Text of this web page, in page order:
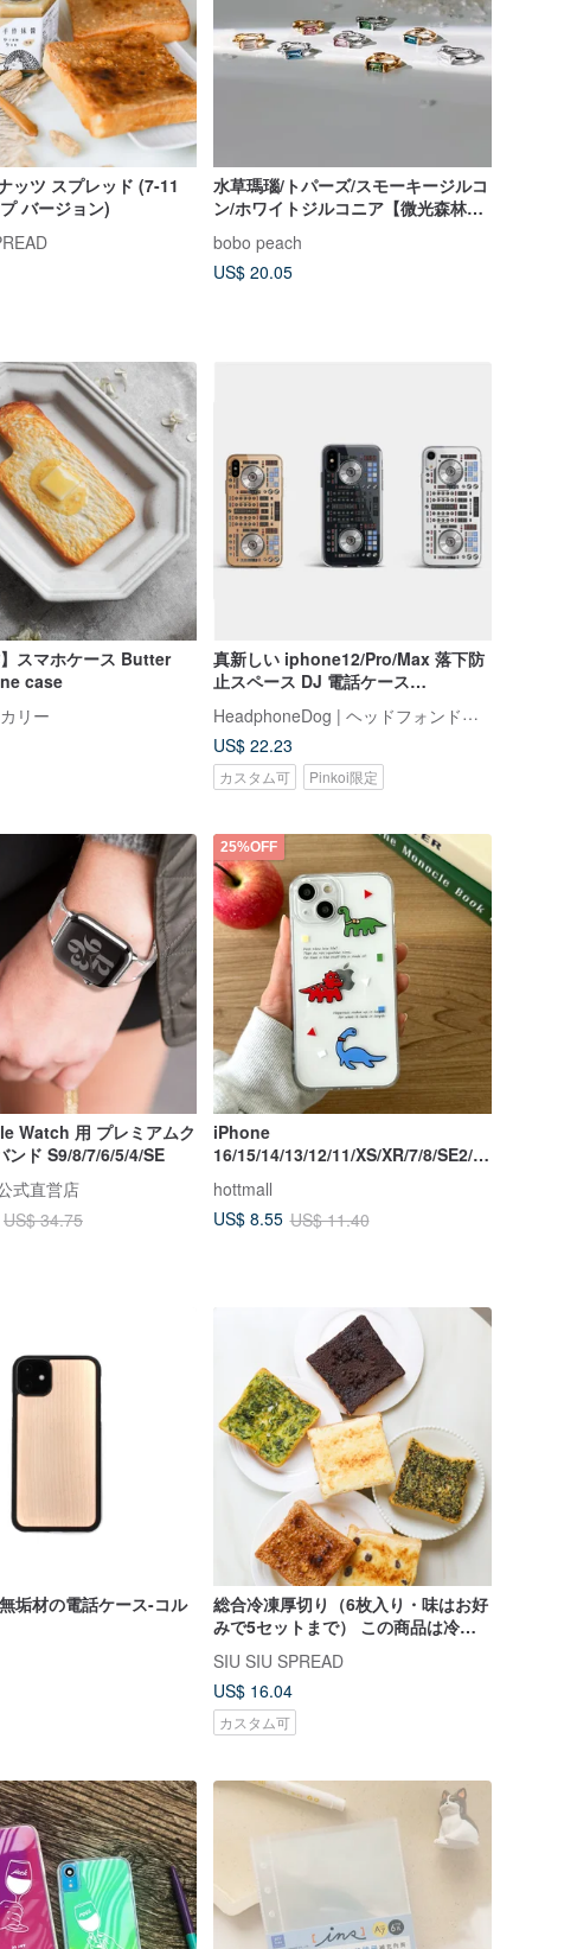
ッツ スプレッド (7-11
バージョン)
水草瑪瑙/トパーズ/スモーキージルコ
ン/ホワイトジルコニア【微光森林】
7mm 純銀ミニイヤーカフ||独占開
bobo peach
US$ 20.05
】スマホケース Butter
case
リー
真新しい iphone12/Pro/Max 落下防
止スペース DJ 電話ケース
(i11/Xs/8/i7/6、samsung)
HeadphoneDog | ヘッドフォンドッグ
US$ 22.23
カスタム可 Pinkoi限定
Watch 用 プレミアムク
ンド S9/8/7/6/5/4/SE
式直営店
US$ 34.75
25%OFF
iPhone
16/15/14/13/12/11/XS/XR/7/8/SE2/S
hottmall
US$ 8.55 US$ 11.40
垢材の電話ケース-コル
総合冷凍厚切り（6枚入り・味はお好
みで5セットまで） この商品は冷凍
で7-11までにお届けします
SIU SIU SPREAD
US$ 16.04
カスタム可